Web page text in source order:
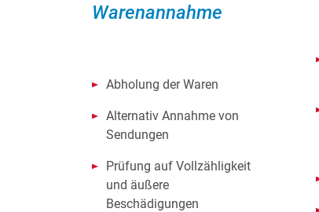
Warenannahme
Abholung der Waren
Alternativ Annahme von
Sendungen
Prüfung auf Vollzähligkeit
und äußere
Beschädigungen